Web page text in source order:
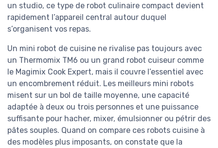
un studio, ce type de robot culinaire compact devient
rapidement l’appareil central autour duquel
s’organisent vos repas.
Un mini robot de cuisine ne rivalise pas toujours avec
un Thermomix TM6 ou un grand robot cuiseur comme
le Magimix Cook Expert, mais il couvre l’essentiel avec
un encombrement réduit. Les meilleurs mini robots
misent sur un bol de taille moyenne, une capacité
adaptée à deux ou trois personnes et une puissance
suffisante pour hacher, mixer, émulsionner ou pétrir des
pâtes souples. Quand on compare ces robots cuisine à
des modèles plus imposants, on constate que la